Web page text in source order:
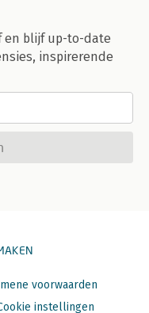
en blijf up-to-date
inspirerende
voorwaarden
instellingen